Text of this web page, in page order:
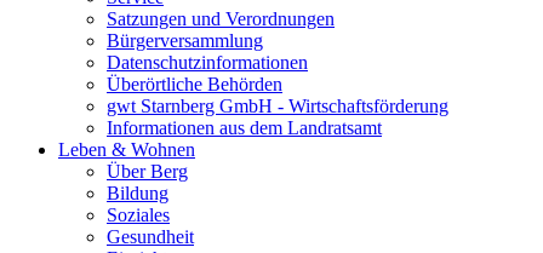
Satzungen und Verordnungen
Bürgerversammlung
Datenschutzinformationen
Überörtliche Behörden
gwt Starnberg GmbH - Wirtschaftsförderung
Informationen aus dem Landratsamt
Leben & Wohnen
Über Berg
Bildung
Soziales
Gesundheit